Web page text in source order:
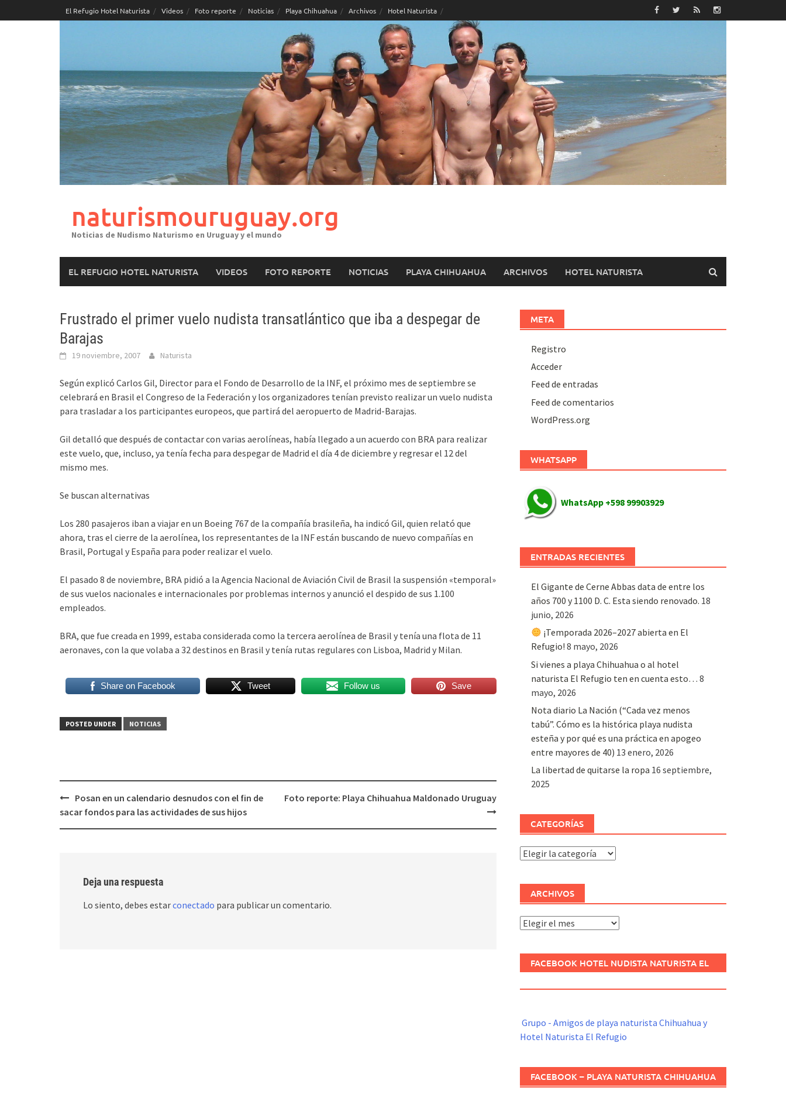
to
El Refugio Hotel Naturista Videos Foto reporte Noticias Playa Chihuahua Archivos Hotel Naturista
naturismouruguay.org
Noticias de Nudismo Naturismo en Uruguay y el mundo
EL REFUGIO HOTEL NATURISTA VIDEOS FOTO REPORTE NOTICIAS PLAYA CHIHUAHUA ARCHIVOS HOTEL NATURISTA
Frustrado el primer vuelo nudista transatlántico que iba a despegar de
Barajas
19 noviembre, 2007 Naturista
Según explicó Carlos Gil, Director para el Fondo de Desarrollo de la INF, el próximo mes de septiembre se
celebrará en Brasil el Congreso de la Federación y los organizadores tenían previsto realizar un vuelo nudista
para trasladar a los participantes europeos, que partirá del aeropuerto de Madrid-Barajas.
Gil detalló que después de contactar con varias aerolíneas, había llegado a un acuerdo con BRA para realizar
este vuelo, que, incluso, ya tenía fecha para despegar de Madrid el día 4 de diciembre y regresar el 12 del
mismo mes.
Se buscan alternativas
Los 280 pasajeros iban a viajar en un Boeing 767 de la compañía brasileña, ha indicó Gil, quien relató que
ahora, tras el cierre de la aerolínea, los representantes de la INF están buscando de nuevo compañías en
Brasil, Portugal y España para poder realizar el vuelo.
El pasado 8 de noviembre, BRA pidió a la Agencia Nacional de Aviación Civil de Brasil la suspensión «temporal»
de sus vuelos nacionales e internacionales por problemas internos y anunció el despido de sus 1.100
empleados.
BRA, que fue creada en 1999, estaba considerada como la tercera aerolínea de Brasil y tenía una flota de 11
aeronaves, con la que volaba a 32 destinos en Brasil y tenía rutas regulares con Lisboa, Madrid y Milan.
Share on Facebook Tweet Follow us Save
POSTED UNDER NOTICIAS
Post
navigation
Posan en un calendario desnudos con el fin de
sacar fondos para las actividades de sus hijos
Foto reporte: Playa Chihuahua Maldonado Uruguay
Deja una respuesta
Lo siento, debes estarconectado para publicar un comentario.
META
Registro
Acceder
Feed de entradas
Feed de comentarios
WordPress.org
WHATSAPP
WhatsApp +598 99903929
ENTRADAS RECIENTES
El Gigante de Cerne Abbas data de entre los
años 700 y 1100 D. C. Esta siendo renovado. 18
junio, 2026
¡Temporada 2026–2027 abierta en El
Refugio! 8 mayo, 2026
Si vienes a playa Chihuahua o al hotel
naturista El Refugio ten en cuenta esto… 8
mayo, 2026
Nota diario La Nación (“Cada vez menos
tabú”. Cómo es la histórica playa nudista
esteña y por qué es una práctica en apogeo
entre mayores de 40) 13 enero, 2026
La libertad de quitarse la ropa 16 septiembre,
2025
CATEGORÍAS
Categorías
ARCHIVOS
Archivos
FACEBOOK HOTEL NUDISTA NATURISTA EL
Grupo - Amigos de playa naturista Chihuahua y
Hotel Naturista El Refugio
FACEBOOK – PLAYA NATURISTA CHIHUAHUA